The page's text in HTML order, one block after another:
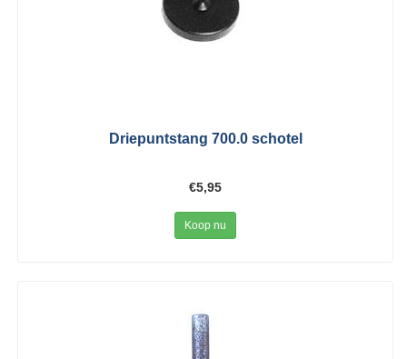
Driepuntstang 700.0 schotel
€5,95
Koop nu